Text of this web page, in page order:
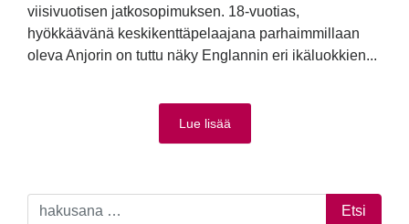
viisivuotisen jatkosopimuksen. 18-vuotias,
hyökkäävänä keskikenttäpelaajana parhaimmillaan
oleva Anjorin on tuttu näky Englannin eri ikäluokkien...
Lue lisää